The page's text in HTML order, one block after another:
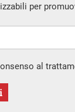
per
al